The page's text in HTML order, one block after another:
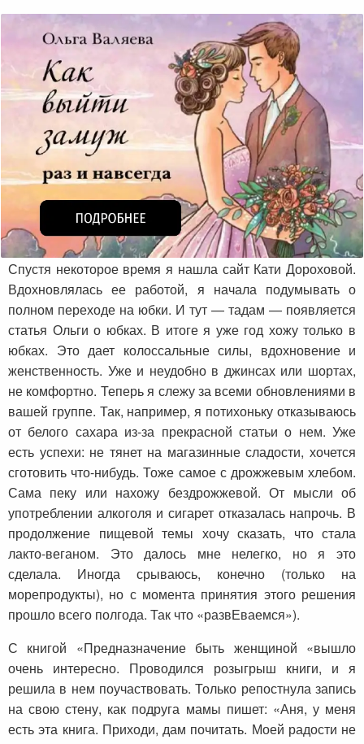
Спустя некоторое время я нашла сайт Кати Дороховой.
Вдохновлялась ее работой, я начала подумывать о
полном переходе на юбки. И тут — тадам — появляется
статья Ольги о юбках. В итоге я уже год хожу только в
юбках. Это дает колоссальные силы, вдохновение и
женственность. Уже и неудобно в джинсах или шортах,
не комфортно. Теперь я слежу за всеми обновлениями в
вашей группе. Так, например, я потихоньку отказываюсь
от белого сахара из-за прекрасной статьи о нем. Уже
есть успехи: не тянет на магазинные сладости, хочется
сготовить что-нибудь. Тоже самое с дрожжевым хлебом.
Сама пеку или нахожу бездрожжевой. От мысли об
употреблении алкоголя и сигарет отказалась напрочь. В
продолжение пищевой темы хочу сказать, что стала
лакто-веганом. Это далось мне нелегко, но я это
сделала. Иногда срываюсь, конечно (только на
морепродукты), но с момента принятия этого решения
прошло всего полгода. Так что «развЕваемся»).
С книгой «Предназначение быть женщиной «вышло
очень интересно. Проводился розыгрыш книги, и я
решила в нем поучаствовать. Только репостнула запись
на свою стену, как подруга мамы пишет: «Аня, у меня
есть эта книга. Приходи, дам почитать. Моей радости не